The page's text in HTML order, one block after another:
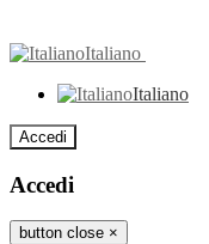
Italiano
Italiano
Accedi
Accedi
button close ×